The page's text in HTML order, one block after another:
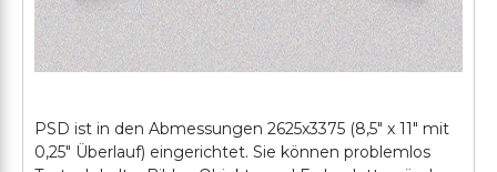
PSD ist in den Abmessungen 2625x3375 (8,5" x 11" mit
0,25" Überlauf) eingerichtet. Sie können problemlos